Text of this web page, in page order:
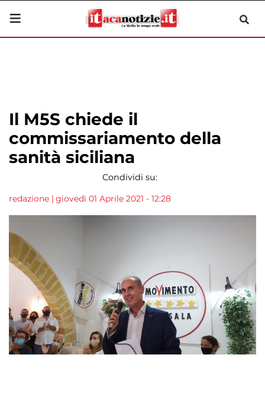
Il M5S chiede il
commissariamento della
sanità siciliana
Condividi su:
redazione | giovedì 01 Aprile 2021 - 12:28